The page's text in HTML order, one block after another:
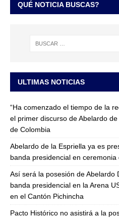
QUÉ NOTICIA BUSCAS?
ULTIMAS NOTICIAS
“Ha comenzado el tiempo de la
el primer discurso de Abelardo
de Colombia
Abelardo de la Espriella ya es
banda presidencial en ceremonia
Así será la posesión de Abelardo
banda presidencial en la Arena
en el Cantón Pichincha
Pacto Histórico no asistirá a la